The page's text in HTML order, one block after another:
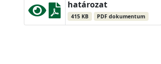
határozat
415 KB PDF dokumentum